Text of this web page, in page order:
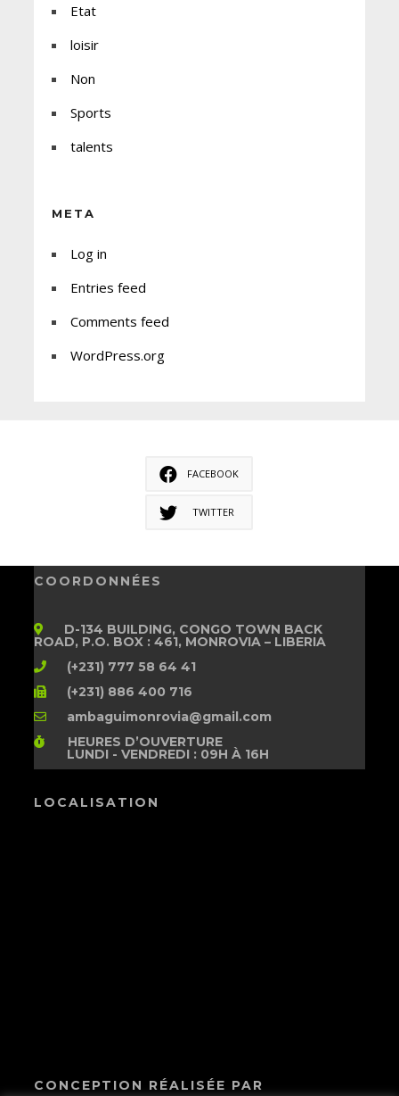
Etat
loisir
Non
Sports
talents
META
Log in
Entries feed
Comments feed
WordPress.org
FACEBOOK
TWITTER
COORDONNÉES
D-134 BUILDING, CONGO TOWN BACK
ROAD, P.O. BOX : 461, MONROVIA – LIBERIA
(+231) 777 58 64 41
(+231) 886 400 716
ambaguimonrovia@gmail.com
HEURES D’OUVERTURE
LUNDI - VENDREDI : 09H À 16H
LOCALISATION
CONCEPTION RÉALISÉE PAR